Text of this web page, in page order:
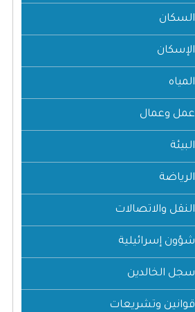
السكان
الإسكان
المياه
عمل وعمال
البيئة
الرياضة
النقل والاتصالات
شؤون إسرائيلية
سجل الخالدين
قوانين وتشريعات